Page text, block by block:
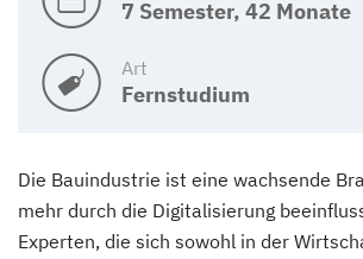
7 Semester, 42 Monate
Art
Fernstudium
Die Bauindustrie ist eine wachsende
mehr durch die Digitalisierung
Experten, die sich sowohl in der